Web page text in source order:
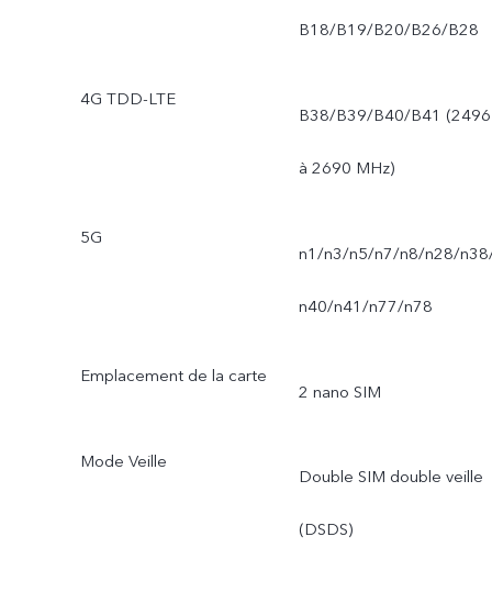
B18/B19/B20/B26/B28
4G TDD-LTE
B38/B39/B40/B41 (2496
à 2690 MHz)
5G
n1/n3/n5/n7/n8/n28/
n40/n41/n77/n78
Emplacement de la carte
2 nano SIM
Mode Veille
Double SIM double veille
(DSDS)